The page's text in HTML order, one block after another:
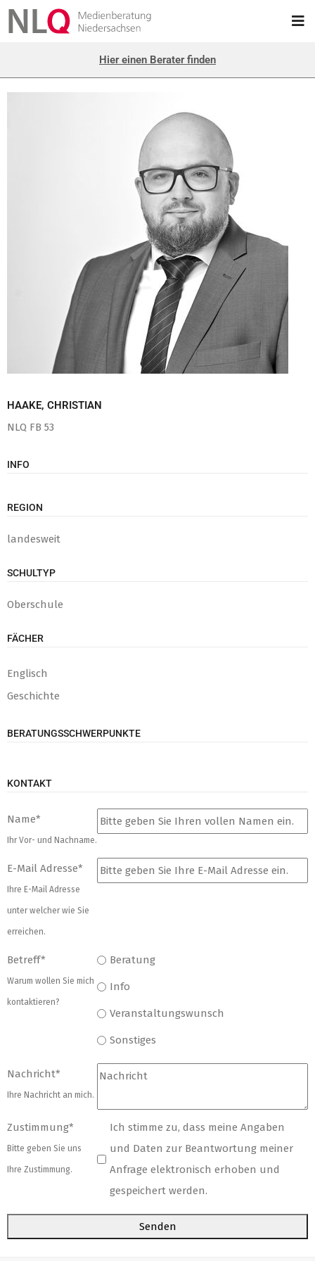
Hier einen Berater finden
HAAKE, CHRISTIAN
NLQ FB 53
INFO
REGION
landesweit
SCHULTYP
Oberschule
FÄCHER
Englisch
Geschichte
BERATUNGSSCHWERPUNKTE
KONTAKT
Name*
Ihr Vor- und Nachname.
E-Mail Adresse*
Ihre E-Mail Adresse
unter welcher wie Sie
erreichen.
Betreff*
Warum wollen Sie mich
kontaktieren?
Beratung
Info
Veranstaltungswunsch
Sonstiges
Nachricht*
Ihre Nachricht an mich.
Zustimmung*
Bitte geben Sie uns
Ihre Zustimmung.
Ich stimme zu, dass meine Angaben
und Daten zur Beantwortung meiner
Anfrage elektronisch erhoben und
gespeichert werden.
Senden